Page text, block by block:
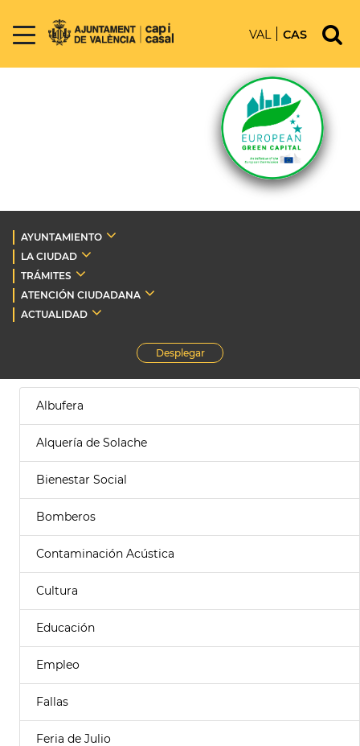
VAL CAS
AYUNTAMIENTO
LA CIUDAD
TRÁMITES
ATENCIÓN CIUDADANA
ACTUALIDAD
Desplegar
Albufera
Alquería de Solache
Bienestar Social
Bomberos
Contaminación Acústica
Cultura
Educación
Empleo
Fallas
Feria de Julio